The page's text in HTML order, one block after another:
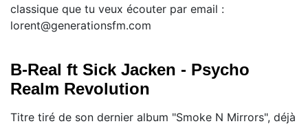
classique que tu veux écouter par email :
lorent@generationsfm.com
B-Real ft Sick Jacken - Psycho
Realm Revolution
Titre tiré de son dernier album "Smoke N Mirrors", déjà